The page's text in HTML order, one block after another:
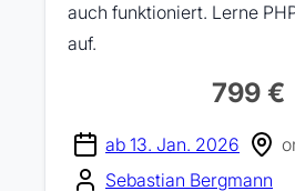
auch funktioniert. Lerne
auf.
799 €
ab 13. Jan. 2026
Sebastian Bergmann